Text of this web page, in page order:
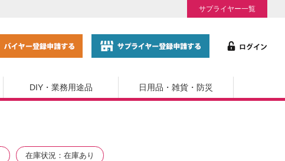
サプライヤー一覧
DIY・業務用途品 日用品・雑貨・防災
在庫状況 在庫あり